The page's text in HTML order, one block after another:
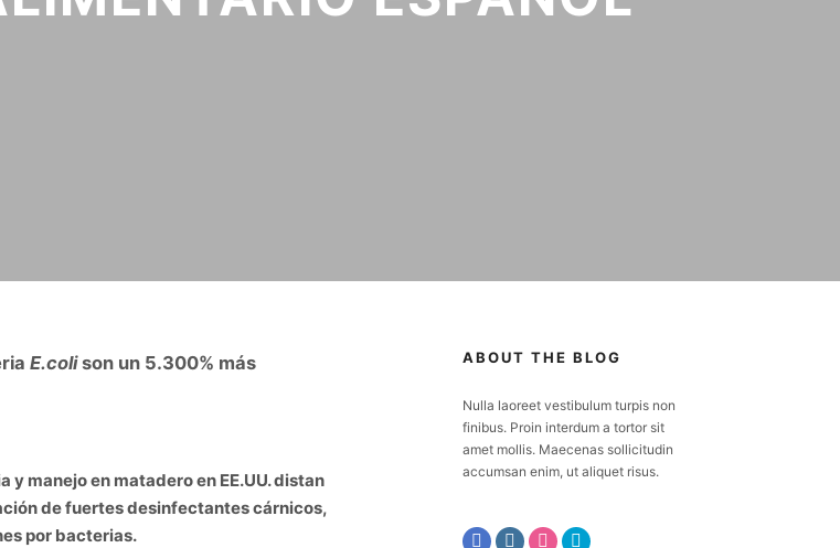
E.colison un 5.300% más
manejo en matadero en EE.UU. distan
de fuertes desinfectantes cárnicos,
por bacterias.
ABOUT THE BLOG
Nulla laoreet vestibulum turpis non
finibus. Proin interdum a tortor sit
amet mollis. Maecenas sollicitudin
accumsan enim, ut aliquet risus.